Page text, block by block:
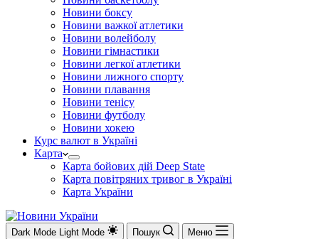
Новини боксу
Новини важкої атлетики
Новини волейболу
Новини гімнастики
Новини легкої атлетики
Новини лижного спорту
Новини плавання
Новини тенісу
Новини футболу
Новини хокею
Курс валют в Україні
Карта
Карта бойових дій Deep State
Карта повітряних тривог в Україні
Карта України
Dark Mode Light Mode Пошук Меню